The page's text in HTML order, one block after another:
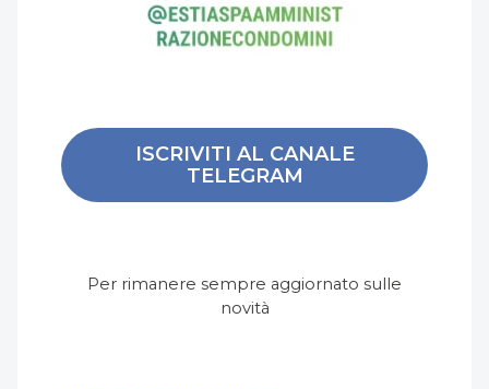
ISCRIVITI AL CANALE
TELEGRAM
Per rimanere sempre aggiornato sulle
novità